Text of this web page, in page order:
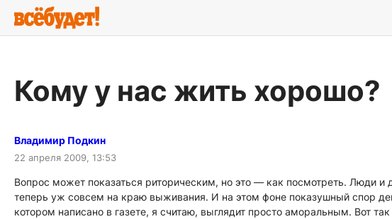
Кому у нас жить хорошо?
Владимир Подкин
22 апреля 2009, 13:53
Вопрос может показаться риторическим, но это — как посмотреть. Люди
теперь уж совсем на краю выживания. И на этом фоне показушный спор
котором написано в газете, я считаю, выглядит просто аморальным. Вот